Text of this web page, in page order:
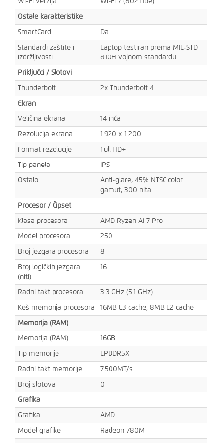
Wi-Fi verzija Wi-Fi 7 (802.11be)
Ostale karakteristike
SmartCard Da
Standardi zaštite i
izdržljivosti
Laptop testiran prema MIL-STD
810H vojnom standardu
Priključci / Slotovi
Thunderbolt 2x Thunderbolt 4
Ekran
Veličina ekrana 14 inča
Rezolucija ekrana 1.920 x 1.200
Format rezolucije Full HD+
Tip panela IPS
Ostalo
Anti-glare, 45% NTSC color
gamut, 300 nita
Procesor / Čipset
Klasa procesora AMD Ryzen AI 7 Pro
Model procesora 250
Broj jezgara procesora 8
Broj logičkih jezgara
(niti)
16
Radni takt procesora 3.3 GHz (5.1 GHz)
Keš memorija procesora 16MB L3 cache, 8MB L2 cache
Memorija (RAM)
Memorija (RAM) 16GB
Tip memorije LPDDR5X
Radni takt memorije 7.500MT/s
Broj slotova 0
Grafika
Grafika AMD
Model grafike Radeon 780M